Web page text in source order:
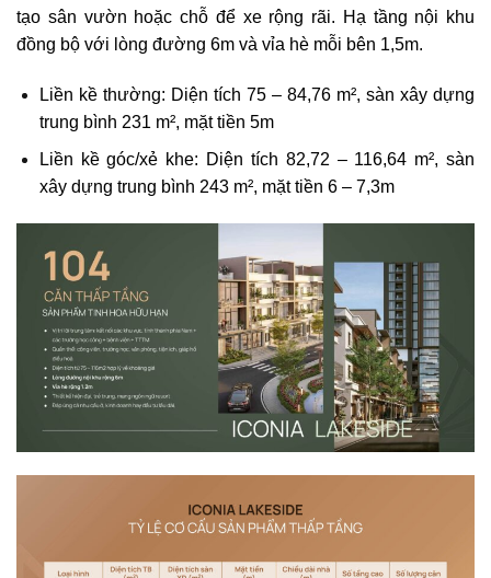
tạo sân vườn hoặc chỗ để xe rộng rãi. Hạ tầng nội khu
đồng bộ với lòng đường 6m và vỉa hè mỗi bên 1,5m.
Liền kề thường: Diện tích 75 – 84,76 m², sàn xây dựng
trung bình 231 m², mặt tiền 5m
Liền kề góc/xẻ khe: Diện tích 82,72 – 116,64 m², sàn
xây dựng trung bình 243 m², mặt tiền 6 – 7,3m